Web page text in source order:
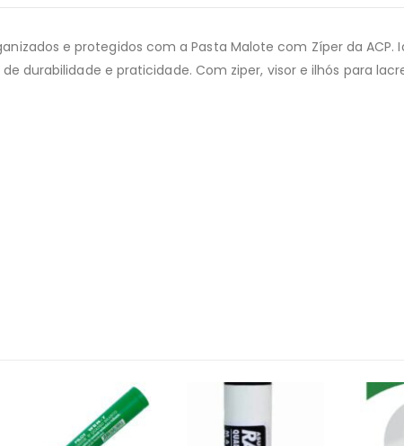
e protegidos com a Pasta Malote com Zíper da ACP.
durabilidade e praticidade. Com ziper, visor e ilhós para